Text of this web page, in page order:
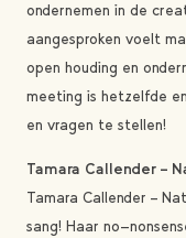
ondernemen in de
aangesproken voelt
open houding en
meeting is hetzelfde
en vragen te stellen!
Tamara Callender –
Tamara Callender –
sang! Haar no-